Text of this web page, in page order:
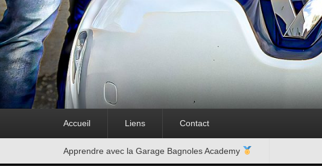
Accueil Liens Contact
Apprendre avec la Garage Bagnoles Academy